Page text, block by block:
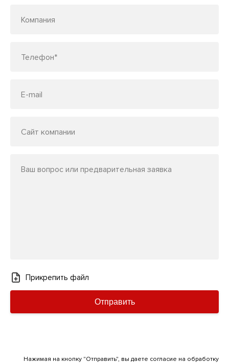
Компания
Телефон*
E-mail
Сайт компании
Ваш вопрос или предварительная заявка
Прикрепить файл
Отправить
Нажимая на кнопку "Отправить", вы даете согласие на обработку